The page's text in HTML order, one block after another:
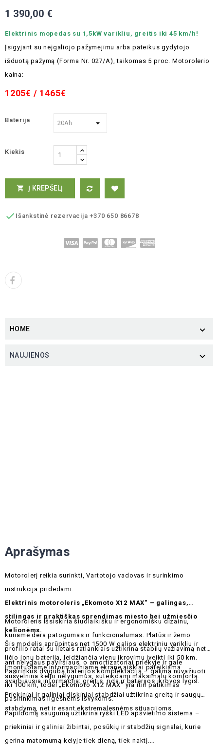
1 390,00 €
Elektrinis mopedas su 1,5kW varikliu, greitis iki 45 km/h!
Įsigyjant su neįgaliojo pažymėjimu arba pateikus gydytojo
išduotą pažymą (Forma Nr. 027/A), taikomas 5 proc. Motorolerio
kaina:
1205€ / 1465€
Baterija
Kiekis
 Į KREPŠELĮ
 Išankstinė rezervacija +370 650 86678
HOME 
NAUJIENOS 
Aprašymas
Motorolerį reikia surinkti, Vartotojo vadovas ir surinkimo
instrukcija pridedami.
Elektrinis motoroleris „Ekomoto X12 MAX“ – galingas,
stilingas ir praktiškas sprendimas miesto bei užmiesčio
kelionėms.
Šis modelis aprūpintas net 1500 W galios elektriniu varikliu ir
ličio jonų baterija, leidžiančia vienu įkrovimu įveikti iki 50 km.
Pasirinkus dvigubą baterijos komplektaciją – galima nuvažiuoti
iki 100 km, todėl „Ekomoto X12 MAX“ yra itin patikimas
pasirinkimas ilgesnėms išvykoms.
Motoroleris išsiskiria šiuolaikišku ir ergonomišku dizainu,
kuriame dera patogumas ir funkcionalumas. Platūs ir žemo
profilio ratai su lietais ratlankiais užtikrina stabilų važiavimą net
ant nelygaus paviršiaus, o amortizatoriai priekyje ir gale
sušvelnina kelio nelygumus, suteikdami maksimalų komfortą.
Įmontuotame informaciniame ekrane aiškiai pateikiama
svarbiausia informacija: greitis, rida ir baterijos įkrovos lygis.
Priekiniai ir galiniai diskiniai stabdžiai užtikrina greitą ir saugų
stabdymą, net ir esant ekstremalesnėms situacijoms.
Papildomą saugumą užtikrina ryški LED apšvietimo sistema –
priekiniai ir galiniai žibintai, posūkių ir stabdžių signalai, kurie
gerina matomumą kelyje tiek dieną, tiek naktį.